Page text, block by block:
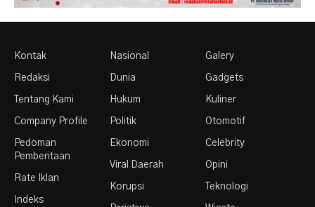
Kontak
Redaksi
Tentang Kami
Company Profile
Pedoman
Pemberitaan
Rate Iklan
Indeks
Nasional
Dunia
Hukum
Politik
Ekonomi
Viral Daerah
Korupsi
Galery
Gadgets
Kuliner
Otomotif
Celebrity
Opini
Teknologi